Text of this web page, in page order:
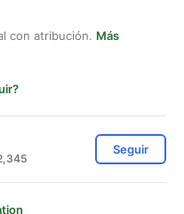
con atribución. Más
Seguir